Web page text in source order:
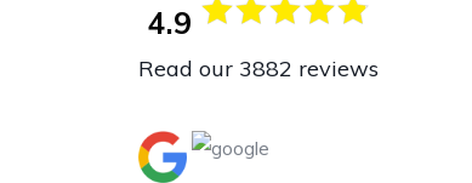
4.9
Read our 3882 reviews